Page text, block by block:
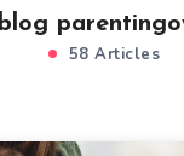
blog
58 Articles